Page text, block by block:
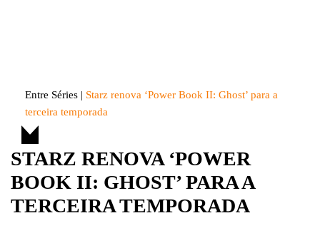
Entre Séries | Starz renova ‘Power Book II: Ghost’ para a
terceira temporada
STARZ RENOVA ‘POWER
BOOK II: GHOST’ PARA A
TERCEIRA TEMPORADA